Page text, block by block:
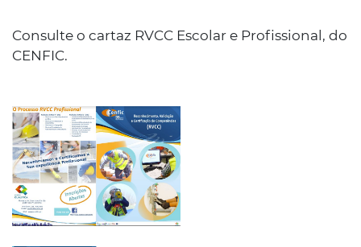
Consulte o cartaz RVCC Escolar e Profissional, do
CENFIC.